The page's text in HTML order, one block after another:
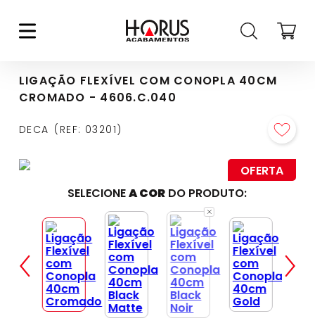
LIGAÇÃO FLEXÍVEL COM CONOPLA 40CM
CROMADO - 4606.C.040
DECA REF: 03201
OFERTA
SELECIONEA COR DO PRODUTO: